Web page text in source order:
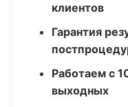
клиентов
Гарантия
Работаем с
выходных